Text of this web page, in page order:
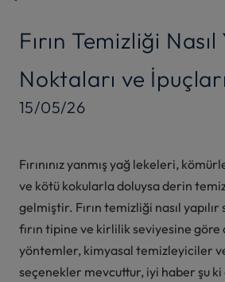
Fırın Temizliği Nasıl
Noktaları ve İpuçları
15/05/26
Fırınınız yanmış yağ lekeleri,
ve kötü kokularla doluysa derin
gelmiştir. Fırın temizliği nasıl yapılır
fırın tipine ve kirlilik seviyesine
yöntemler, kimyasal temizleyiciler
seçenekler mevcuttur, iyi haber şu ki